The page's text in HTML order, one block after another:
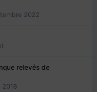
2022
relevés de
2018